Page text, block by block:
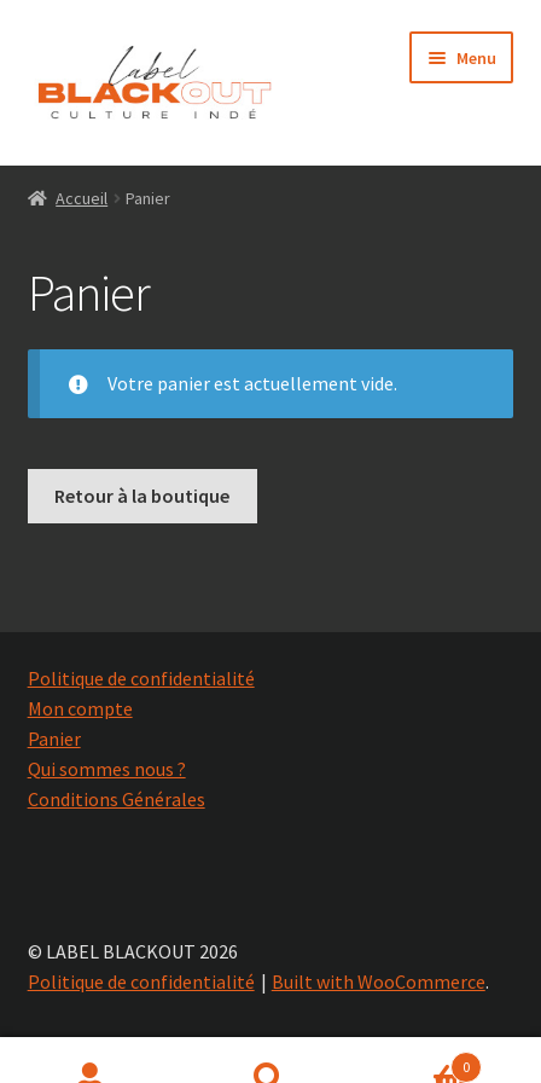
lacontenu
Menu
Accueil
Qui sommes nous ?
Contact
Boutique
Mon compte
Accueil Panier
Panier
Votre panier est actuellement vide.
Retour à la boutique
Politique de confidentialité
Mon compte
Panier
Qui sommes nous ?
Conditions Générales
© LABEL BLACKOUT 2026
Politique de confidentialité
Built with WooCommerce.
0